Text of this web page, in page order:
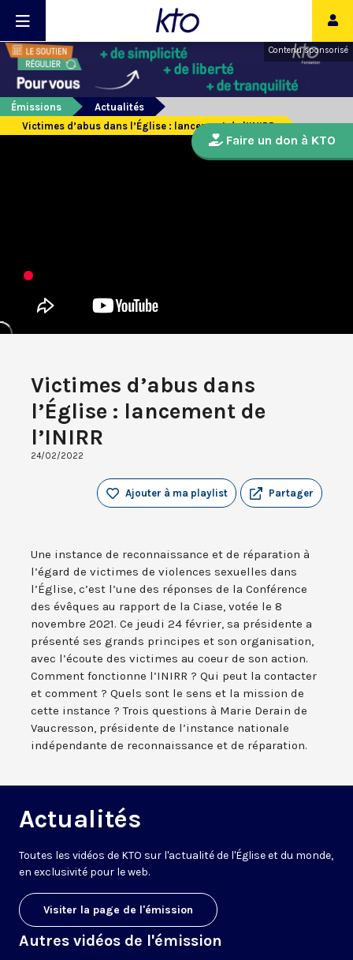
Contenu sponsorisé
Émissions
Actualités
Victimes d’abus dans l’Église : lancement de l’INIRR
Victimes d’abus dans
l’Église : lancement de
l’INIRR
24/02/2022
Partager
Ajouter à ma playlist
Une instance de reconnaissance et de réparation à
l’égard de victimes de violences sexuelles dans
l’Église, c’est l’une des réponses de la Conférence
des évêques au rapport de la Ciase, votée le 8
novembre 2021. Ce jeudi 24 février, sa présidente a
présenté ses grands principes et son organisation,
avec l’écoute des victimes au coeur de son action.
Comment fonctionne l’INIRR ? Qui peut la contacter
et comment ? Quels sont le sens et la mission de
cette instance ? Trois questions à Marie Derain de
Vaucresson, présidente de l’instance nationale
indépendante de reconnaissance et de réparation.
Actualités
Toutes les vidéos de KTO sur l'actualité de l'Église et du monde,
en exclusivité pour le web.
Visiter la page de l'émission
Autres vidéos de l'émission
Faire un don à KTO